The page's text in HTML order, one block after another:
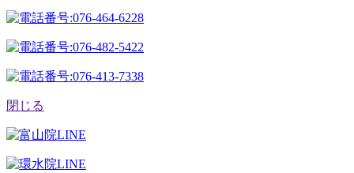
閉じる